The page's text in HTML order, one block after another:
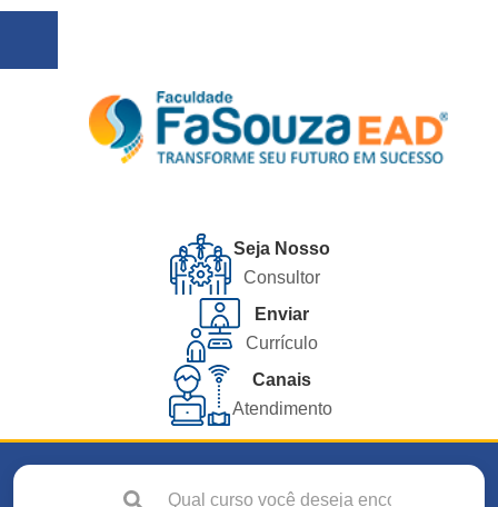
Seja Nosso
Consultor
Enviar
Currículo
Canais
Atendimento